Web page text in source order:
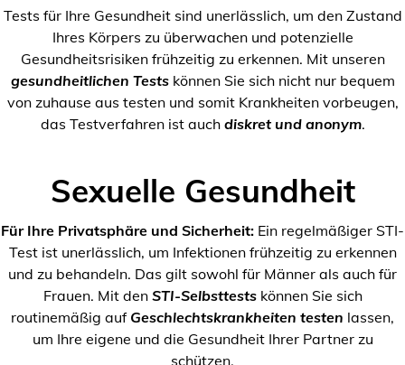
Tests für Ihre Gesundheit sind unerlässlich, um den Zustand
Ihres Körpers zu überwachen und potenzielle
Gesundheitsrisiken frühzeitig zu erkennen. Mit unseren
gesundheitlichen Testskönnen Sie sich nicht nur bequem
von zuhause aus testen und somit Krankheiten vorbeugen,
das Testverfahren ist auch diskret und anonym.
Sexuelle Gesundheit
Für Ihre Privatsphäre und Sicherheit: Ein regelmäßiger STI-
Test ist unerlässlich, um Infektionen frühzeitig zu erkennen
und zu behandeln. Das gilt sowohl für Männer als auch für
Frauen. Mit den STI-Selbsttestskönnen Sie sich
routinemäßig auf Geschlechtskrankheiten testen lassen,
um Ihre eigene und die Gesundheit Ihrer Partner zu
schützen.